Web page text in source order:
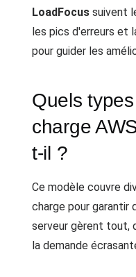
LoadFocus suivent
les pics d'erreurs et
pour guider les
Quels
charge
t-il ?
Ce modèle couvre
charge pour garantir
serveur gèrent tout,
la demande